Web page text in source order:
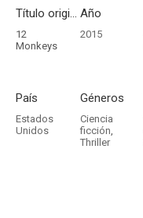
Título original
12
Monkeys
Año
2015
País
Estados
Unidos
Géneros
Ciencia
ficción,
Thriller